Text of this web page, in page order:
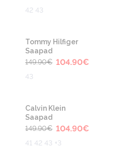
42 43
-30%
Tommy Hilfiger
Saapad
149.90€ 104.90€
43
-30%
Calvin Klein
Saapad
149.90€ 104.90€
41 42 43 +3